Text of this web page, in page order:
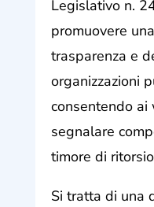
Legislativo n.
promuovere
trasparenza e
organizzazioni
consentendo
segnalare
timore di
Si tratta di una